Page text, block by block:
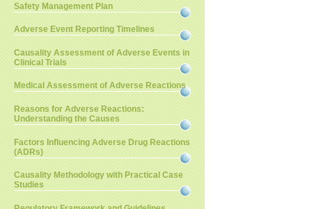
Safety Management Plan
Adverse Event Reporting Timelines
Causality Assessment of Adverse Events in
Clinical Trials
Medical Assessment of Adverse Reactions
Reasons for Adverse Reactions:
Understanding the Causes
Factors Influencing Adverse Drug Reactions
(ADRs)
Causality Methodology with Practical Case
Studies